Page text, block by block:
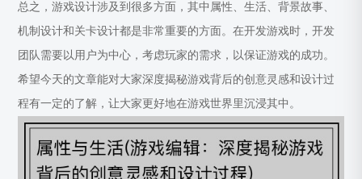
总之，游戏设计涉及到很多方面，其中属性、生活、背景故事、
机制设计和关卡设计都是非常重要的方面。在开发游戏时，开发
团队需要以用户为中心，考虑玩家的需求，以保证游戏的成功。
希望今天的文章能对大家深度揭秘游戏背后的创意灵感和设计过
程有一定的了解，让大家更好地在游戏世界里沉浸其中。